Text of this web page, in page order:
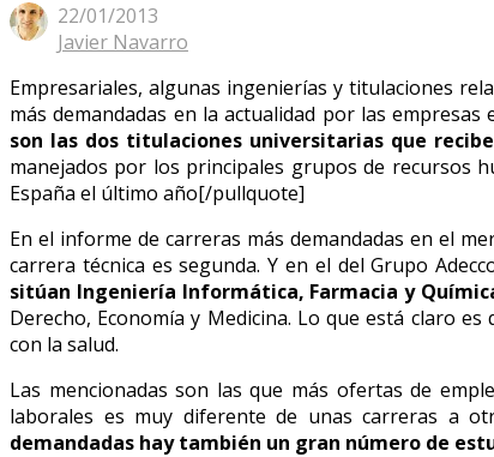
22/01/2013
Author
Javier Navarro
Empresariales, algunas ingenierías y titulaciones
más demandadas en la actualidad por las empresas
son las dos titulaciones universitarias que
manejados por los principales grupos de recursos
España el último año[/pullquote]
En el informe de carreras más demandadas en el
carrera técnica es segunda. Y en el del Grupo
sitúan Ingeniería Informática, Farmacia y
Derecho, Economía y Medicina. Lo que está claro
con la salud.
Las mencionadas son las que más ofertas de
laborales es muy diferente de unas carreras a
demandadas hay también un gran número de